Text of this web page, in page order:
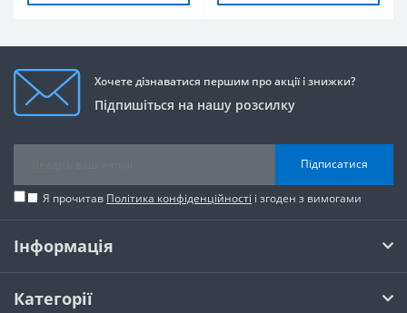
Хочете дізнаватися першим про акції і знижки?
Підпишіться на нашу розсилку
Підписатися
Я прочитав Політика конфіденційності і згоден з вимогами
Інформація
Категорії